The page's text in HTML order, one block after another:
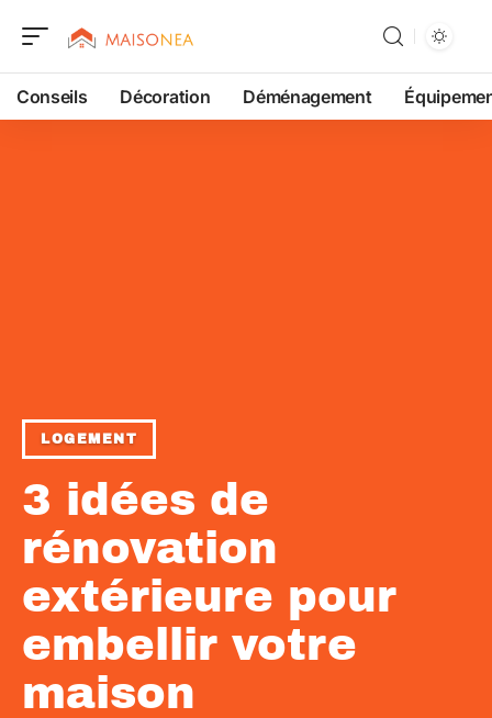
Conseils Décoration Déménagement
LOGEMENT
3 idées de
rénovation
extérieure pour
embellir votre
maison